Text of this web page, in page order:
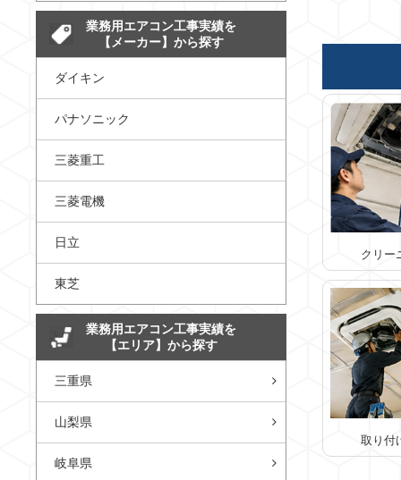
クリー
取り付
業務用エアコン工事実績を
【メーカー】から探す
ダイキン
パナソニック
三菱重工
三菱電機
日立
東芝
業務用エアコン工事実績を
【エリア】から探す
三重県
山梨県
岐阜県